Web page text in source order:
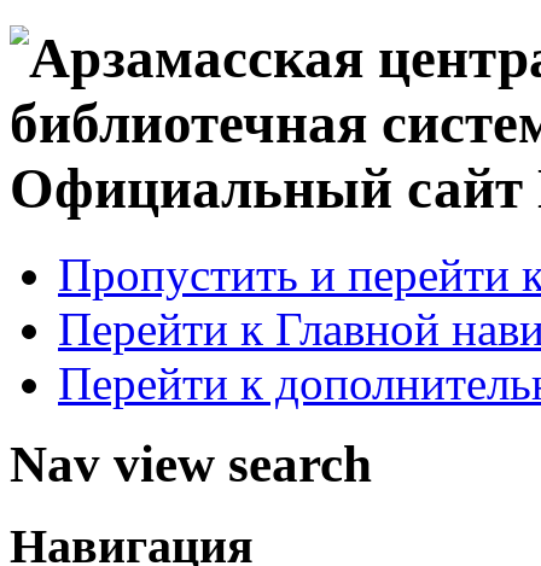
Официальный
Пропустить и перейти
Перейти к Главной
Перейти к
Nav view search
Навигация